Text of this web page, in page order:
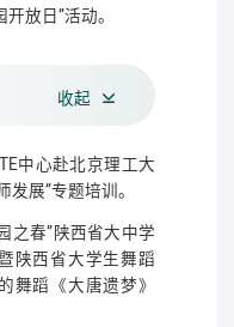
放日”活动。
收起
中心赴北京理工大
展”专题培训。
之春”陕西省大中学
陕西省大学生舞蹈
舞蹈《大唐遗梦》